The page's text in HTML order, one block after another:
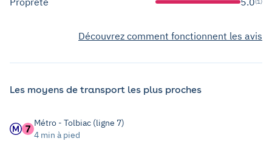
Découvrez comment fonctionnent les avis
Les moyens de transport les plus proches
Métro - Tolbiac (ligne 7)
4 min à pied